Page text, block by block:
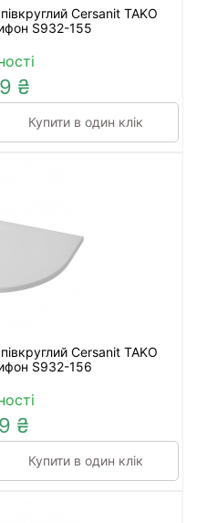
Cersanit TAKO
S932-155
₴
Купити в один клік
Cersanit TAKO
S932-156
₴
Купити в один клік